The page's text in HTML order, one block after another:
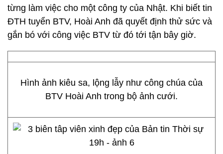
từng làm việc cho một công ty của Nhật. Khi biết tin
ĐTH tuyển BTV, Hoài Anh đã quyết định thử sức và
gắn bó với công việc BTV từ đó tới tận bây giờ.
Hình ảnh kiêu sa, lộng lẫy như công chúa của
BTV Hoài Anh trong bộ ảnh cưới.